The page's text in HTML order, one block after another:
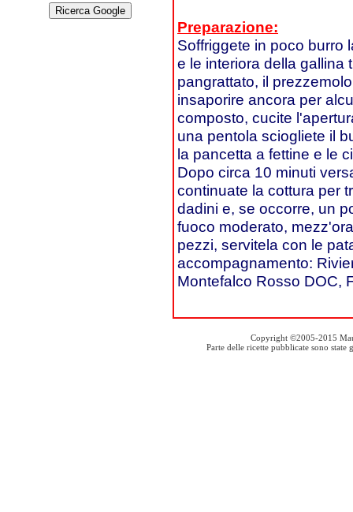
Preparazione:
Soffriggete in poco burro
e le interiora della gallina
pangrattato, il
insaporire ancora per
composto, cucite
una pentola sciogliete il
la pancetta a fettine e le
Dopo circa 10 minuti
continuate la cottura per
dadini e, se occorre, un
fuoco moderato,
pezzi, servitela con le
accompagnamento:
Montefalco Rosso DOC,
Copyright ©2005-2015
Parte delle ricette pubblicate sono state